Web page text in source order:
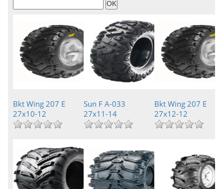
Bkt Wing 207 E
27x10-12
Sun F A-033
27x11-14
Bkt Wing 207 E
27x12-12